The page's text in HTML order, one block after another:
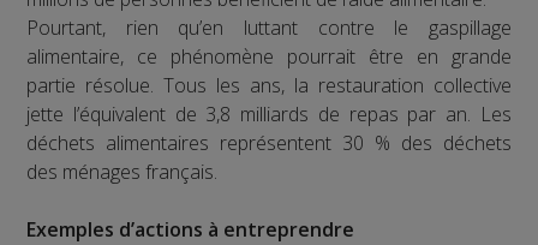
Pourtant, rien qu’en luttant contre le gaspillage
alimentaire, ce phénomène pourrait être en grande
partie résolue. Tous les ans, la restauration collective
jette l’équivalent de 3,8 milliards de repas par an. Les
déchets alimentaires représentent 30 % des déchets
des ménages français.
Exemples d’actions à entreprendre